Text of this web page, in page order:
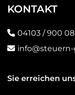
KONTAKT
04103 / 900
Sie erreichen